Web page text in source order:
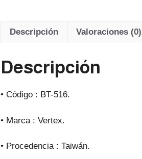
Descripción Valoraciones (0)
Descripción
• Código : BT-516.
• Marca : Vertex.
• Procedencia : Taiwán.